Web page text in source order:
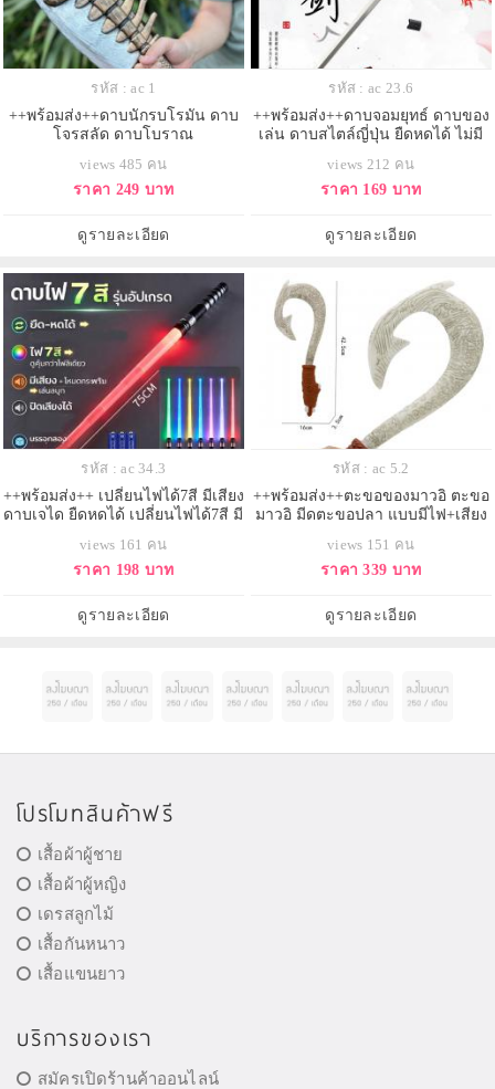
รหัส : ac 1
++พร้อมส่ง++ดาบนักรบโรมัน ดาบ
โจรสลัด ดาบโบราณ
views 485 คน
ราคา 249 บาท
ดูรายละเอียด
รหัส : ac 23.6
++พร้อมส่ง++ดาบจอมยุทธ์ ดาบของ
เล่น ดาบสไตล์ญี่ปุ่น ยืดหดได้ ไม่มี
views 212 คน
ราคา 169 บาท
ดูรายละเอียด
รหัส : ac 34.3
++พร้อมส่ง++ เปลี่ยนไฟได้7สี มีเสียง
ดาบเจได ยืดหดได้ เปลี่ยนไฟได้7สี มี
views 161 คน
ราคา 198 บาท
ดูรายละเอียด
รหัส : ac 5.2
++พร้อมส่ง++ตะขอของมาวอิ ตะขอ
มาวอิ มีดตะขอปลา แบบมีไฟ+เสียง
sound effects
views 151 คน
ราคา 339 บาท
ดูรายละเอียด
โปรโมทสินค้าฟรี
เสื้อผ้าผู้ชาย
เสื้อผ้าผู้หญิง
เดรสลูกไม้
เสื้อกันหนาว
เสื้อแขนยาว
บริการของเรา
สมัครเปิดร้านค้าออนไลน์